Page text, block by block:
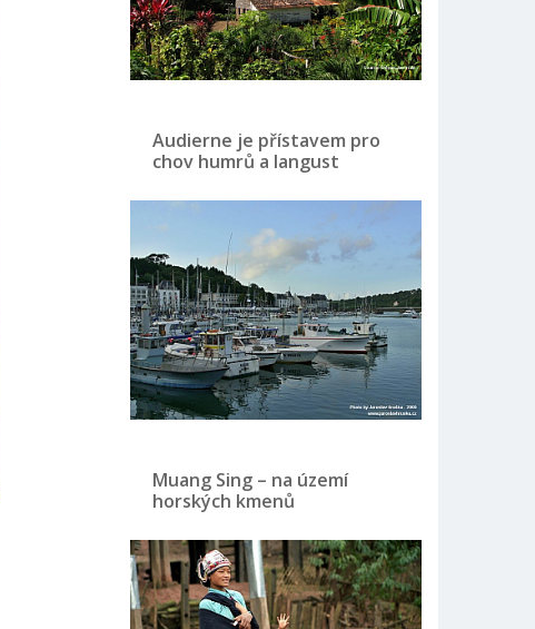
Audierne je přístavem pro
chov humrů a langust
Muang Sing – na území
horských kmenů